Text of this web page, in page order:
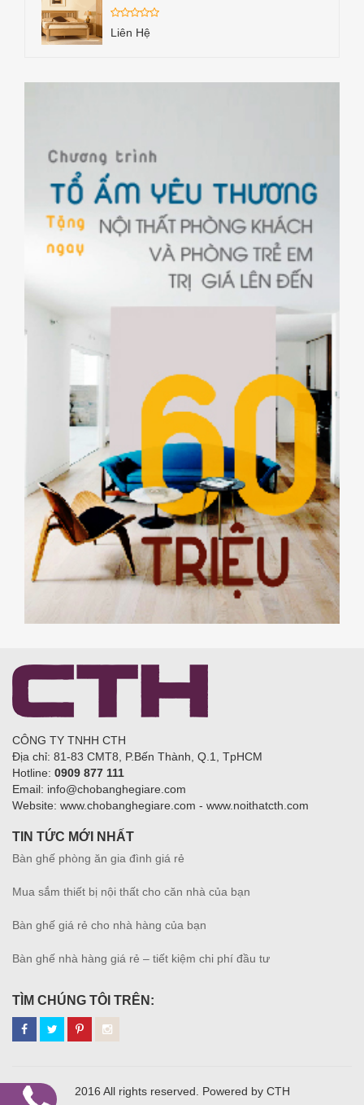
Liên Hệ
CÔNG TY TNHH CTH
Địa chỉ: 81-83 CMT8, P.Bến Thành, Q.1, TpHCM
Hotline: 0909 877 111
Email: info@chobanghegiare.com
Website: www.chobanghegiare.com - www.noithatcth.com
TIN TỨC MỚI NHẤT
Bàn ghế phòng ăn gia đình giá rẻ
Mua sắm thiết bị nội thất cho căn nhà của bạn
Bàn ghế giá rẻ cho nhà hàng của bạn
Bàn ghế nhà hàng giá rẻ – tiết kiệm chi phí đầu tư
TÌM CHÚNG TÔI TRÊN:
2016 All rights reserved. Powered by CTH